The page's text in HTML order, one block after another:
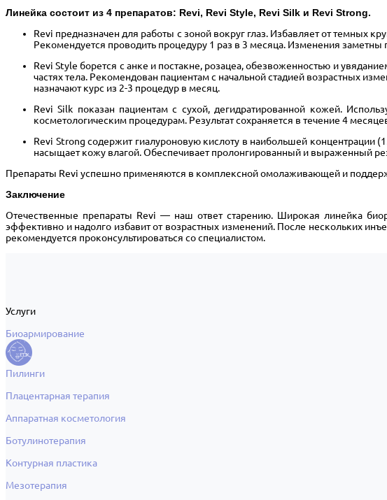
Линейка состоит из 4 препаратов: Revi, Revi Style, Revi Silk и Revi Strong.
Revi предназначен для работы с зоной вокруг глаз. Избавляет от темных
Рекомендуется проводить процедуру 1 раз в 3 месяца. Изменения заметны
Revi Style борется с анке и постакне, розацеа, обезвоженностью и
частях тела. Рекомендован пациентам с начальной стадией возрастных
назначают курс из 2-3 процедур в месяц.
Revi Silk показан пациентам с сухой, дегидратированной кожей.
косметологическим процедурам. Результат сохраняется в течение 4
Revi Strong содержит гиалуроновую кислоту в наибольшей концентрации
насыщает кожу влагой. Обеспечивает пролонгированный и выраженный
Препараты Revi успешно применяются в комплексной омолаживающей и
Заключение
Отечественные препараты Revi — наш ответ старению. Широкая линейка
эффективно и надолго избавит от возрастных изменений. После нескольких
рекомендуется проконсультироваться со специалистом.
Услуги
Биоармирование
Пилинги
Плацентарная терапия
Аппаратная косметология
Ботулинотерапия
Контурная пластика
Мезотерапия